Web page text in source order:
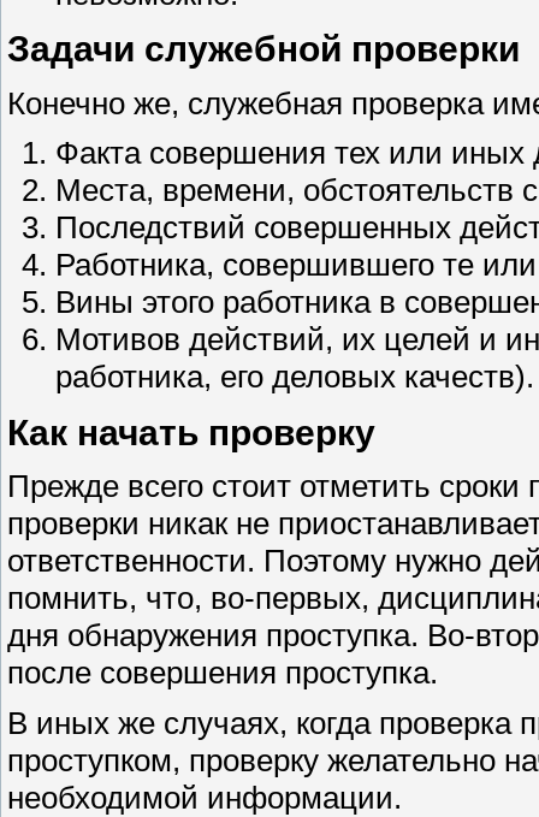
Задачи служебной проверки
Конечно же, служебная проверка
Факта совершения тех или иных
Места, времени, обстоятельств
Последствий совершенных
Работника, совершившего те
Вины этого работника в
Мотивов действий, их целей и
работника, его деловых качеств).
Как начать проверку
Прежде всего стоит отметить
проверки никак не
ответственности. Поэтому нужно
помнить, что, во-первых,
дня обнаружения проступка. Во-
после совершения проступка.
В иных же случаях, когда проверка
проступком, проверку желательно
необходимой информации.